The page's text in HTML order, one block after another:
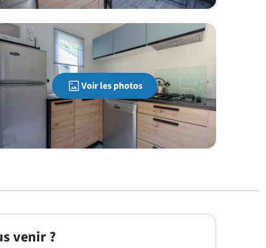
Voir les photos
venir ?